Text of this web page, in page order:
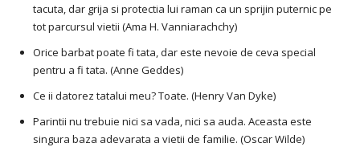
tacuta, dar grija si protectia lui raman ca un sprijin puternic pe
tot parcursul vietii (Ama H. ​​​​Vanniarachchy)
Orice barbat poate fi tata, dar este nevoie de ceva special
pentru a fi tata. (Anne Geddes)
Ce ii datorez tatalui meu? Toate. (Henry Van Dyke)
Parintii nu trebuie nici sa vada, nici sa auda. Aceasta este
singura baza adevarata a vietii de familie. (Oscar Wilde)